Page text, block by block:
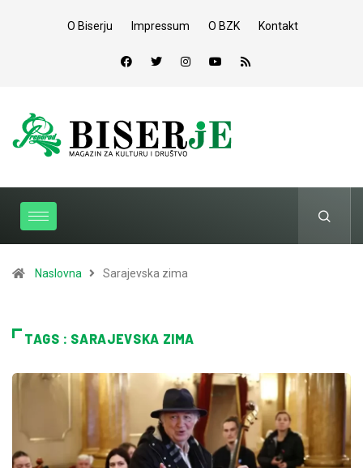
O Biserju Impressum O BZK Kontakt
Naslovna Sarajevska zima
TAGS : SARAJEVSKA ZIMA